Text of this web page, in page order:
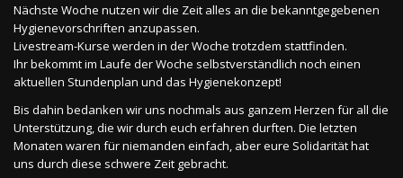
Nächste Woche nutzen wir die Zeit alles an die bekanntgegebenen
Hygienevorschriften anzupassen.
Livestream-Kurse werden in der Woche trotzdem stattfinden.
Ihr bekommt im Laufe der Woche selbstverständlich noch einen
aktuellen Stundenplan und das Hygienekonzept!
Bis dahin bedanken wir uns nochmals aus ganzem Herzen für all die
Unterstützung, die wir durch euch erfahren durften. Die letzten
Monaten waren für niemanden einfach, aber eure Solidarität hat
uns durch diese schwere Zeit gebracht.